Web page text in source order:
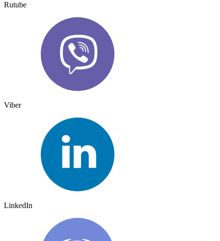
Rutube
Viber
LinkedIn